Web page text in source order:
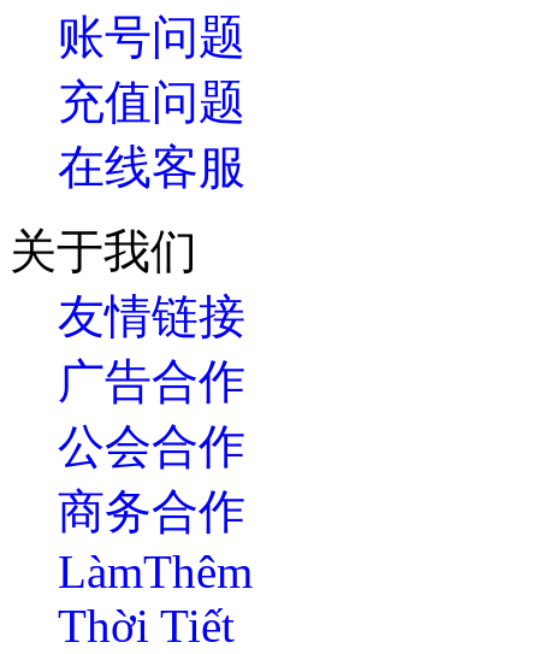
账号问题
充值问题
在线客服
关于我们
友情链接
广告合作
公会合作
商务合作
LàmThêm
Thời Tiết